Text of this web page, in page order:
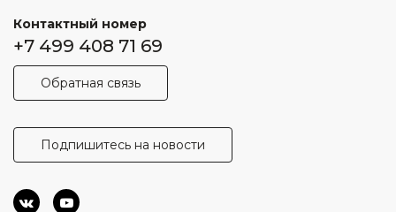
Контактный номер
+7 499 408 71 69
Обратная связь
Подпишитесь на новости